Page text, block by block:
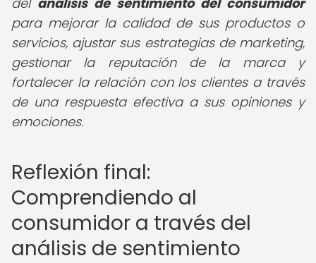
para mejorar la calidad de sus productos o
servicios, ajustar sus estrategias de marketing,
gestionar la reputación de la marca y
fortalecer la relación con los clientes a través
de una respuesta efectiva a sus opiniones y
emociones.
Reflexión final:
Comprendiendo al
consumidor a través del
análisis de sentimiento